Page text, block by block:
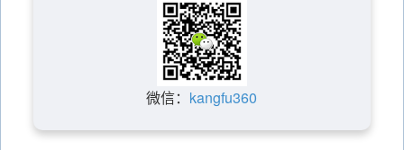
微信： kangfu360